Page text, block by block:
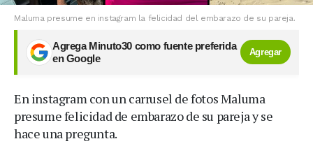
Maluma presume en instagram la felicidad del embarazo de su pareja.
Agrega Minuto30 como fuente preferida
en Google
Agregar
En instagram con un carrusel de fotos Maluma
presume felicidad de embarazo de su pareja y se
hace una pregunta.